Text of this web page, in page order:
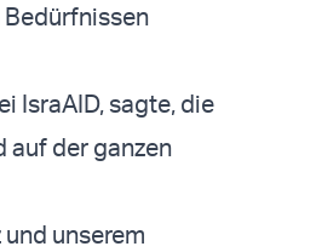
IsraAID, sagte, die
auf der ganzen
unserem